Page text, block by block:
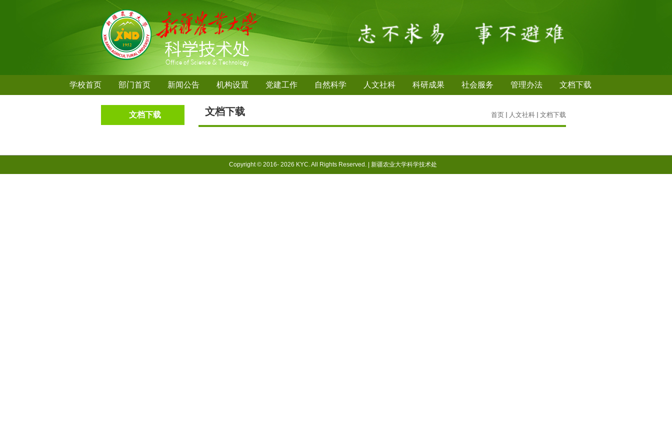
学校首页 部门首页 新闻公告 机构设置 党建工作 自然科学 人文社科 科研成果 社会服务 管理办法 文档下载
文档下载 文档下载 首页 人文社科 文档下载
Copyright © 2016- 2026 KYC. All Rights Reserved. | 新疆农业大学科学技术处